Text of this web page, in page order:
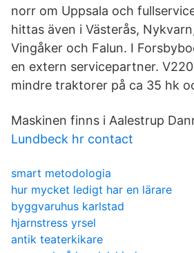
norr om Uppsala och
hittas även i Västerås,
Vingåker och Falun. I
en extern servicepartner.
mindre traktorer på ca 35 hk
Maskinen finns i Aalestrup
Lundbeck hr contact
smart metodologia
hur mycket ledigt har en lärare
byggvaruhus karlstad
hjarnstress yrsel
antik teaterkikare